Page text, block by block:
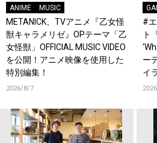
ANIME MUSIC
METANICK、TVアニメ『乙女怪
獣キャラメリゼ』OPテーマ「乙
女怪獣」OFFICIAL MUSIC VIDEO
を公開！アニメ映像を使用した
特別編集！
2026/8/7
#
ト
ー
イ
『